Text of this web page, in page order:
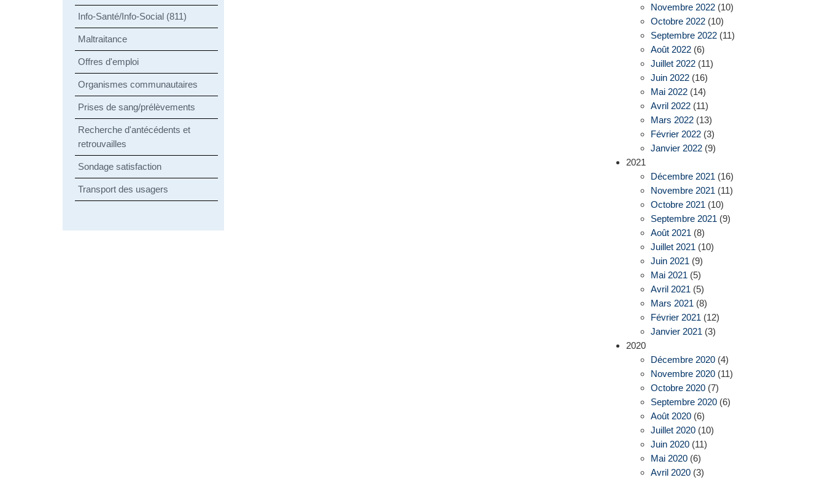
Info-Santé/Info-Social (811)
Maltraitance
Offres d'emploi
Organismes communautaires
Prises de sang/prélèvements
Recherche d'antécédents et
retrouvailles
Sondage satisfaction
Transport des usagers
Novembre 2022(10)
Octobre 2022(10)
Septembre 2022(11)
Août 2022(6)
Juillet 2022(11)
Juin 2022(16)
Mai 2022(14)
Avril 2022(11)
Mars 2022(13)
Février 2022(3)
Janvier 2022(9)
2021
Décembre 2021 (16)
Novembre 2021 (11)
Octobre 2021 (10)
Septembre 2021 (9)
Août 2021 (8)
Juillet 2021 (10)
Juin 2021 (9)
Mai 2021 (5)
Avril 2021 (5)
Mars 2021 (8)
Février 2021 (12)
Janvier 2021 (3)
2020
Décembre 2020(4)
Novembre 2020(11)
Octobre 2020(7)
Septembre 2020(6)
Août 2020(6)
Juillet 2020(10)
Juin 2020(11)
Mai 2020(6)
Avril 2020(3)